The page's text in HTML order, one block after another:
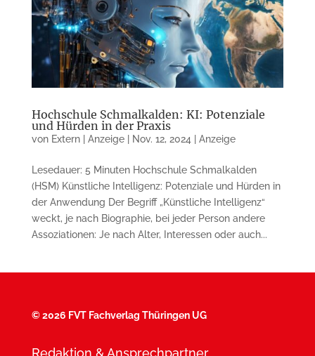
Hochschule Schmalkalden: KI: Potenziale
und Hürden in der Praxis
von Extern | Anzeige| Nov. 12, 2024 | Anzeige
Lesedauer: 5 Minuten Hochschule Schmalkalden
(HSM) Künstliche Intelligenz: Potenziale und Hürden in
der Anwendung Der Begriff „Künstliche Intelligenz“
weckt, je nach Biographie, bei jeder Person andere
Assoziationen: Je nach Alter, Interessen oder auch...
©2026 FVT Fachverlag Thüringen UG
Redaktion & Ansprechpartner